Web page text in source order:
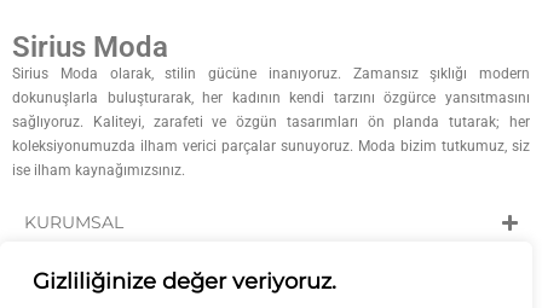
Gizliliğinize değer veriyoruz.
Sirius Moda
Sirius Moda olarak, stilin gücüne inanıyoruz. Zamansız şıklığı modern
dokunuşlarla buluşturarak, her kadının kendi tarzını özgürce yansıtmasını
sağlıyoruz. Kaliteyi, zarafeti ve özgün tasarımları ön planda tutarak; her
koleksiyonumuzda ilham verici parçalar sunuyoruz. Moda bizim tutkumuz, siz
ise ilham kaynağımızsınız.
KURUMSAL
KATEGORİLER